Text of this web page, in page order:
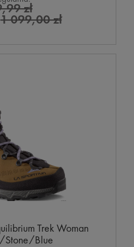
zł
1 099,00 zł
Trek Woman
Stone/Blue